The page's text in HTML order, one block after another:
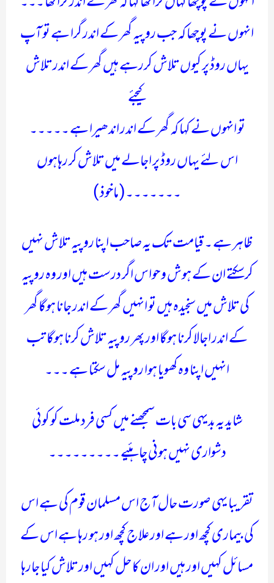
انہوں نے پوچھا کہ جب روپیہ گھر کے اندر گرا ہے تو آپ
یہاں روڈ پر کیوں تلاش کررہے ہیں گھر کے اندر تلاش
کیجئے
تو انہوں نے کہا کہ گھر کے اندر اندھیرا ہے ۔۔۔۔۔
اس لئے یہاں روڈ پر اجالے میں تلاش کر رہاہوں
۔۔۔۔۔۔۔( ماخوذ )
ظاہر ہے ۔ قیامت تک یہ صاحب اپنا روپیہ تلاش نہیں
کرسکتے ان کے ہوش و حواس اگر درست ہیں اور وہ روپیہ
کی تلاش میں سنجیدہ ہیں تو انہیں گھر کے اندر جانا ہوگا گھر
کے اندر اجالا کرنا ہوگا اور پھر روپیہ تلاش کرنا ہوگا تب
انہیں اپنا وہ کھویا ہوا روپیہ مل سکتا ہے ۔۔۔
شاید یہ بدیہی سی بات سمجھنے میں کسی فرد ملت کو کوئی
دشواری نہیں ہونی چاہئیے ۔۔۔۔۔۔۔۔۔
تقریبا یہی صورت حال آج اس مسلمان قوم کی ہے اس
کی بیماری کچھ اور ہے اور علاج کچھ اور ہو رہا ہے اس کے
مسائل کہیں اور ہیں اور ان کا حل کہیں اور تلاش کیا جارہا